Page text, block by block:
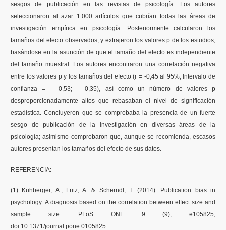
Formación
Boletín
sesgos de publicación en las revistas de psicología. Los autores
seleccionaron al azar 1.000 artículos que cubrían todas las áreas de
investigación empírica en psicología. Posteriormente calcularon los
tamaños del efecto observados, y extrajeron los valores p de los estudios,
basándose en la asunción de que el tamaño del efecto es independiente
del tamaño muestral. Los autores encontraron una correlación negativa
entre los valores p y los tamaños del efecto (r = -0,45 al 95%; Intervalo de
confianza = – 0,53; – 0,35), así como un número de valores p
desproporcionadamente altos que rebasaban el nivel de significación
estadística. Concluyeron que se comprobaba la presencia de un fuerte
sesgo de publicación de la investigación en diversas áreas de la
psicología; asimismo comprobaron que, aunque se recomienda, escasos
autores presentan los tamaños del efecto de sus datos.
REFERENCIA:
(1) Kühberger, A., Fritz, A. & Scherndl, T. (2014). Publication bias in
psychology: A diagnosis based on the correlation between effect size and
sample size. PLoS ONE 9 (9), e105825;
doi:10.1371/journal.pone.0105825.